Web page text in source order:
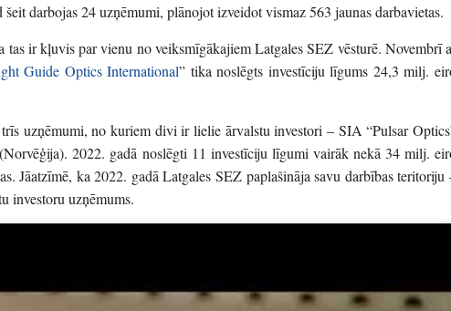
darbojas 24 uzņēmumi, plānojot izveidot vismaz 563 jaunas darbavietas.
tas ir kļuvis par vienu no veiksmīgākajiem Latgales SEZ vēsturē. Novembrī
Guide Optics International” tika noslēgts investīciju līgums 24,3 milj.
uzņēmumi, no kuriem divi ir lielie ārvalstu investori – SIA “Pulsar
2022. gadā noslēgti 11 investīciju līgumi vairāk nekā 34 milj.
Jāatzīmē, ka 2022. gadā Latgales SEZ paplašināja savu darbības teritoriju
investoru uzņēmums.